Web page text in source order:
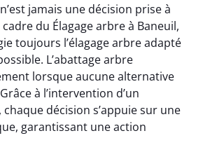
jamais une décision prise à
du Élagage arbre à Baneuil,
toujours l’élagage arbre adapté
L’abattage arbre
lorsque aucune alternative
à l’intervention d’un
décision s’appuie sur une
garantissant une action